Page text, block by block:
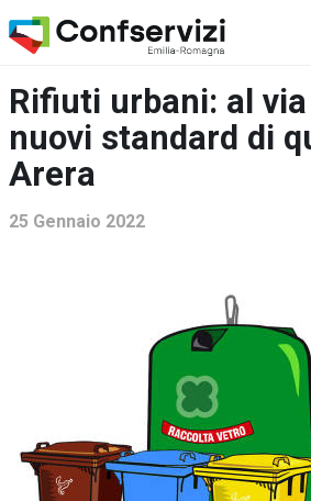
Rifiuti urbani: al
nuovi standard di
Arera
25 Gennaio 2022